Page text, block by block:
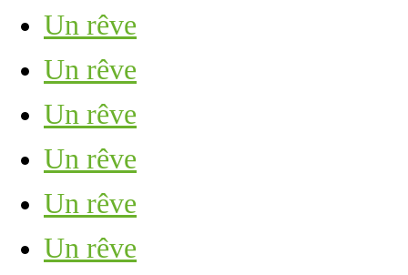
Un rêve
Un rêve
Un rêve
Un rêve
Un rêve
Un rêve